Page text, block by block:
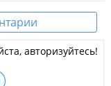
авторизуйтесь!